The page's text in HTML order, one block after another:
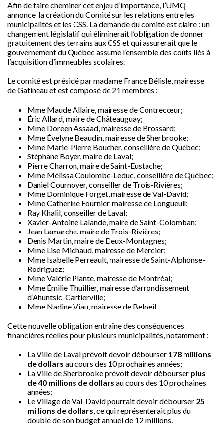
Afin de faire cheminer cet enjeu d’importance, l’UMQ
annonce la création du Comité sur les relations entre les
municipalités et les CSS. La demande du comité est claire : un
changement législatif qui éliminerait l’obligation de donner
gratuitement des terrains aux CSS et qui assurerait que le
gouvernement du Québec assume l’ensemble des coûts liés à
l’acquisition d’immeubles scolaires.
Le comité est présidé par madame France Bélisle, mairesse
de Gatineau et est composé de 21 membres :
Mme Maude Allaire, mairesse de Contrecœur;
Éric Allard, maire de Châteauguay;
Mme Doreen Assaad, mairesse de Brossard;
Mme Évelyne Beaudin, mairesse de Sherbrooke;
Mme Marie-Pierre Boucher, conseillère de Québec;
Stéphane Boyer, maire de Laval;
Pierre Charron, maire de Saint-Eustache;
Mme Mélissa Coulombe-Leduc, conseillère de Québec;
Daniel Cournoyer, conseiller de Trois-Rivières;
Mme Dominique Forget, mairesse de Val-David;
Mme Catherine Fournier, mairesse de Longueuil;
Ray Khalil, conseiller de Laval;
Xavier-Antoine Lalande, maire de Saint-Colomban;
Jean Lamarche, maire de Trois-Rivières;
Denis Martin, maire de Deux-Montagnes;
Mme Lise Michaud, mairesse de Mercier;
Mme Isabelle Perreault, mairesse de Saint-Alphonse-
Rodriguez;
Mme Valérie Plante, mairesse de Montréal;
Mme Émilie Thuillier, mairesse d’arrondissement
d’Ahuntsic-Cartierville;
Mme Nadine Viau, mairesse de Beloeil.
Cette nouvelle obligation entraîne des conséquences
financières réelles pour plusieurs municipalités, notamment :
La Ville de Laval prévoit devoir débourser 178 millions
de dollars au cours des 10 prochaines années;
La Ville de Sherbrooke prévoit devoir débourser plus
de 40 millions de dollars au cours des 10 prochaines
années;
Le Village de Val-David pourrait devoir débourser 25
millions de dollars, ce qui représenterait plus du
double de son budget annuel de 12 millions.